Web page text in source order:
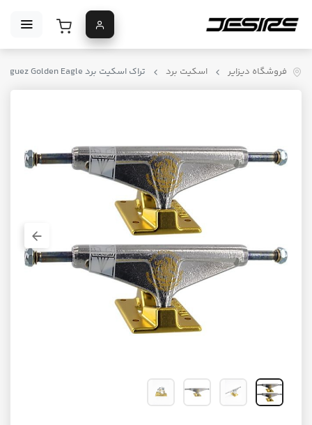
فروشگاه دیزایر اسکیت برد تراک اسکیت برد Venture Paul Rodriguez Golden Eagle